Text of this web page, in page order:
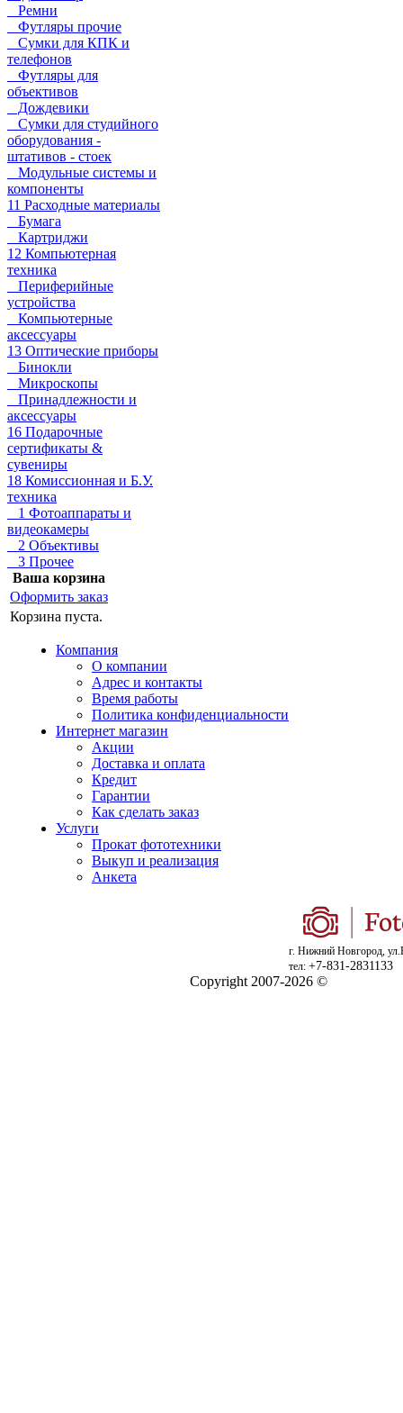
Ремни
Футляры прочие
Сумки для КПК и
телефонов
Футляры для
объективов
Дождевики
Сумки для студийного
оборудования -
штативов - стоек
Модульные системы и
компоненты
11 Расходные материалы
Бумага
Картриджи
12 Компьютерная
техника
Периферийные
устройства
Компьютерные
аксессуары
13 Оптические приборы
Бинокли
Микроскопы
Принадлежности и
аксессуары
16 Подарочные
сертификаты &
сувениры
18 Комиссионная и Б.У.
техника
1 Фотоаппараты и
видеокамеры
2 Объективы
3 Прочее
Ваша корзина
Оформить заказ
Корзина пуста.
Компания
О компании
Адрес и контакты
Время работы
Политика конфиденциальности
Интернет магазин
Акции
Доставка и оплата
Кредит
Гарантии
Как сделать заказ
Услуги
Прокат фототехники
Выкуп и реализация
Анкета
г. Нижний Новгород,
тел: +7-831-2831133
Copyright 2007-2026 ©